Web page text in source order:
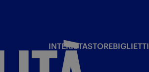
INTERISTASTOREBIGLIETTI